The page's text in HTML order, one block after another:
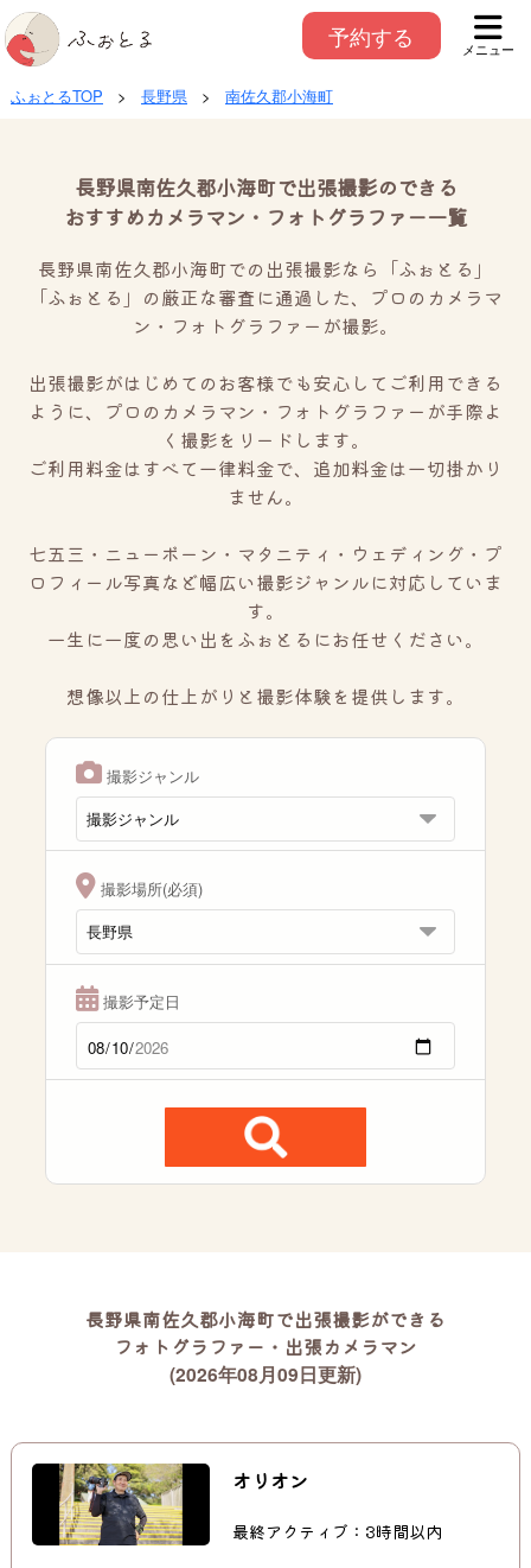
予約する メニュー
ふぉとるTOP > 長野県 > 南佐久郡小海町
長野県南佐久郡小海町で出張撮影のできる
おすすめカメラマン・フォトグラファー一覧
長野県南佐久郡小海町での出張撮影なら「ふぉとる」
「ふぉとる」の厳正な審査に通過した、プロのカメラマ
ン・フォトグラファーが撮影。
出張撮影がはじめてのお客様でも安心してご利用できる
ように、プロのカメラマン・フォトグラファーが手際よ
く撮影をリードします。
ご利用料金はすべて一律料金で、追加料金は一切掛かり
ません。
七五三・ニューボーン・マタニティ・ウェディング・プ
ロフィール写真など幅広い撮影ジャンルに対応していま
す。
一生に一度の思い出をふぉとるにお任せください。
想像以上の仕上がりと撮影体験を提供します。
撮影ジャンル
撮影場所(必須)
撮影予定日
長野県南佐久郡小海町で出張撮影ができる
フォトグラファー・出張カメラマン
(2026年08月09日更新)
オリオン
最終アクティブ：3時間以内